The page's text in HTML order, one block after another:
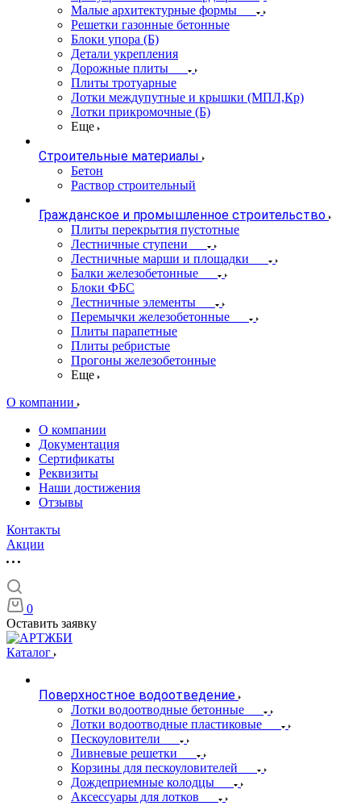
Малые архитектурные формы
Решетки газонные бетонные
Блоки упора (Б)
Детали укрепления
Дорожные плиты
Плиты тротуарные
Лотки междупутные и крышки (МПЛ,Кр)
Лотки прикромочные (Б)
Еще
Строительные материалы
Бетон
Раствор строительный
Гражданское и промышленное строительство
Плиты перекрытия пустотные
Лестничные ступени
Лестничные марши и площадки
Балки железобетонные
Блоки ФБС
Лестничные элементы
Перемычки железобетонные
Плиты парапетные
Плиты ребристые
Прогоны железобетонные
Еще
О компании
О компании
Документация
Сертификаты
Реквизиты
Наши достижения
Отзывы
Контакты
Акции
0
Оставить заявку
Каталог
Поверхностное водоотведение
Лотки водоотводные бетонные
Лотки водоотводные пластиковые
Пескоуловители
Ливневые решетки
Корзины для пескоуловителей
Дождеприемные колодцы
Аксессуары для лотков